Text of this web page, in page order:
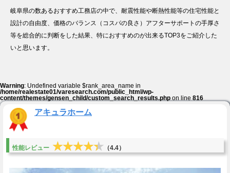
岐阜県の数あるおすすめ工務店の中で、耐震性能や断熱性能等の住宅性能と
設計の自由度、価格のバランス（コスパの良さ）アフターサポートの手厚さ
等を総合的に判断をした結果、特におすすめのが出来るTOP3をご紹介した
いと思います。
Warning: Undefined variable $rank_area_name in
/home/realestate01/varesearch.com/public_html/wp-
content/themes/gensen_child/custom_search_results.phpon line816
アキュラホーム
性能レビュー ★★★★★
★★★★★ （4.4）